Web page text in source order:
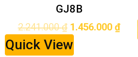
GJ8B
2.241.000₫ 1.456.000 ₫
Quick View